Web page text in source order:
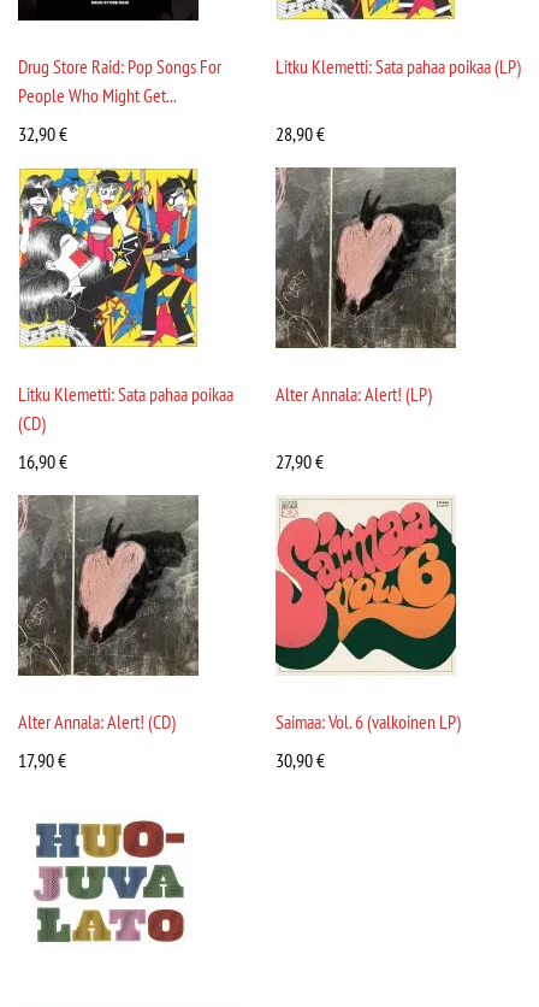
Drug Store Raid: Pop Songs For
People Who Might Get...
32,90€
Litku Klemetti: Sata pahaa poikaa (LP)
28,90€
Litku Klemetti: Sata pahaa poikaa
(CD)
16,90€
Alter Annala: Alert! (LP)
27,90€
Alter Annala: Alert! (CD)
17,90€
Saimaa: Vol. 6 (valkoinen LP)
30,90€